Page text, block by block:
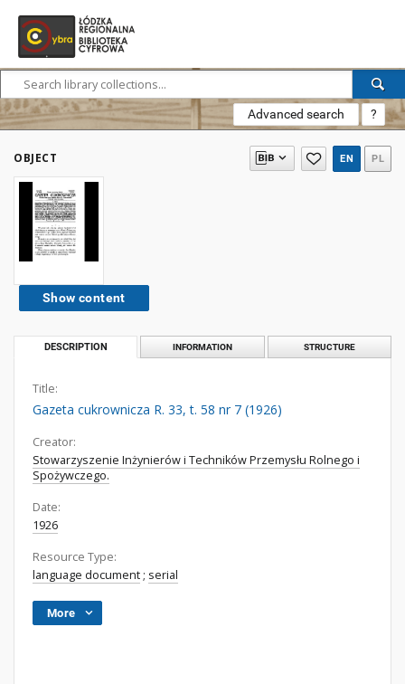
Advanced search ?
OBJECT EN PL
Show content
DESCRIPTION INFORMATION STRUCTURE
Title:
Gazeta cukrownicza R. 33, t. 58 nr 7 (1926)
Creator:
Stowarzyszenie Inżynierów i Techników Przemysłu Rolnego i
Spożywczego.
Date:
1926
Resource Type:
language document ; serial
More